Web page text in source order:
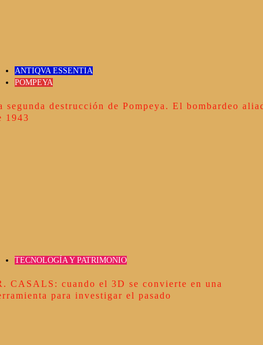
ANTIQVA ESSENTIA
POMPEYA
segunda destrucción de Pompeya. El bombardeo
1943
TECNOLOGÍA Y PATRIMONIO
CASALS: cuando el 3D se convierte en una
para investigar el pasado